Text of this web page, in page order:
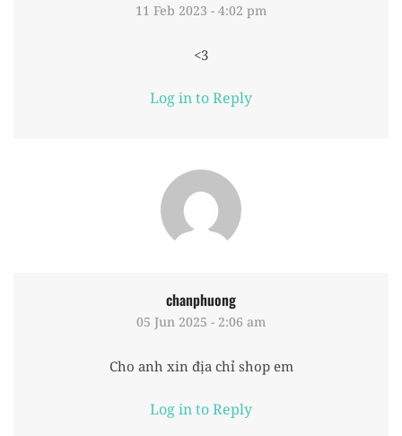
11 Feb 2023 - 4:02 pm
<3
Log in to Reply
chanphuong
05 Jun 2025 - 2:06 am
Cho anh xin địa chỉ shop em
Log in to Reply